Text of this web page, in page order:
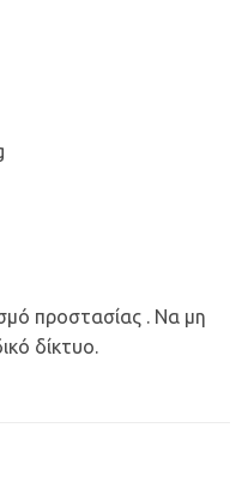
προστασίας . Να μη
δίκτυο.